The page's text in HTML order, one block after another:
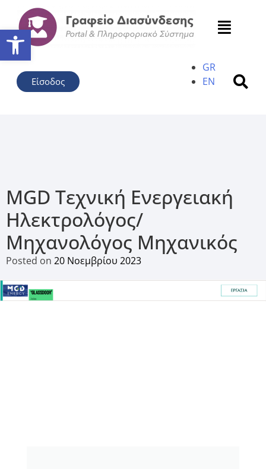
Ανοίξτε τη γραμμή
Είσοδος
GR
EN
MGD Τεχνική Ενεργειακή
Ηλεκτρολόγος/
Μηχανολόγος Μηχανικός
Posted on 20 Νοεμβρίου 2023